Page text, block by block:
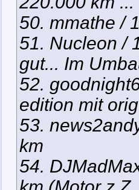
50. mmathe /
51. Nucleon /
gut... Im
52.
edition mit
53.
km
54.